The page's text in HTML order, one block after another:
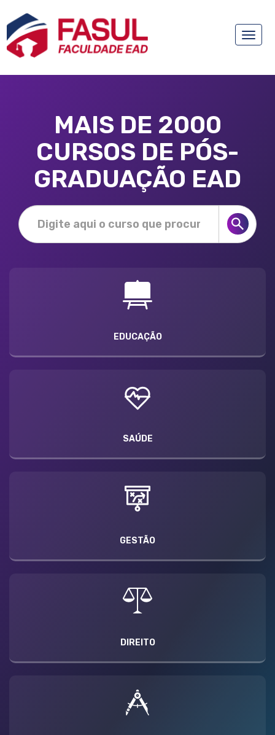
Toggle
MAIS DE 2000
CURSOS DE PÓS-
GRADUAÇÃO EAD
EDUCAÇÃO
SAÚDE
GESTÃO
DIREITO